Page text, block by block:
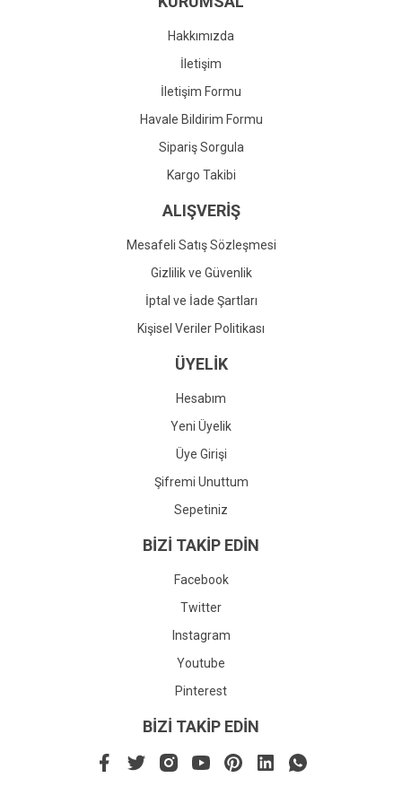
Gönder
Hakkımızda
İletişim
İletişim Formu
Havale Bildirim Formu
Sipariş Sorgula
Kargo Takibi
ALIŞVERİŞ
Mesafeli Satış Sözleşmesi
Gizlilik ve Güvenlik
İptal ve İade Şartları
Kişisel Veriler Politikası
ÜYELİK
Hesabım
Yeni Üyelik
Üye Girişi
Şifremi Unuttum
Sepetiniz
BİZİ TAKİP EDİN
Facebook
Twitter
Instagram
Youtube
Pinterest
BİZİ TAKİP EDİN